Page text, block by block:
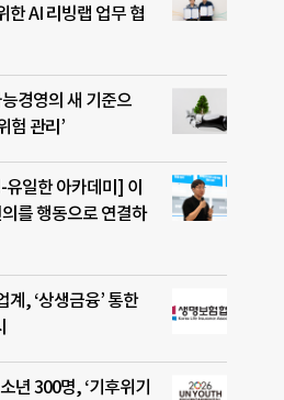
한 AI 리빙랩 업무 협
경영의 새 기준으
험 관리’
유일한 아카데미] 이
를 행동으로 연결하
계, ‘상생금융’ 통한
년 300명, ‘기후위기